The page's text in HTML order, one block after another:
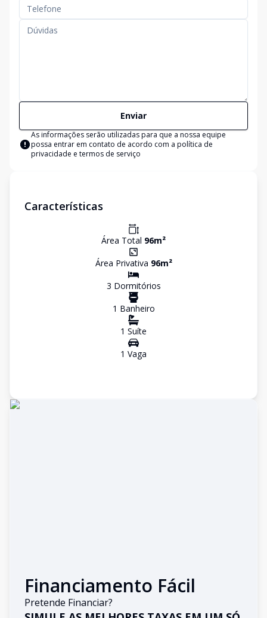
Enviar
As informações serão utilizadas para que a nossa equipe
possa entrar em contato de acordo com a política de
privacidade e termos de serviço
Características
Área Total 96m²
Área Privativa 96m²
3 Dormitórios
1 Banheiro
1 Suíte
1 Vaga
Financiamento Fácil
Pretende Financiar?